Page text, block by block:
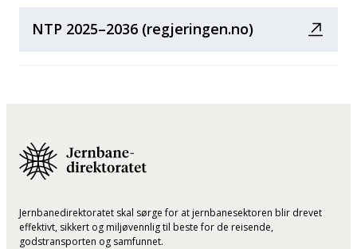
NTP 2025–2036 (regjeringen.no)
Jernbanedirektoratet skal sørge for at jernbanesektoren blir drevet
effektivt, sikkert og miljøvennlig til beste for de reisende,
godstransporten og samfunnet.